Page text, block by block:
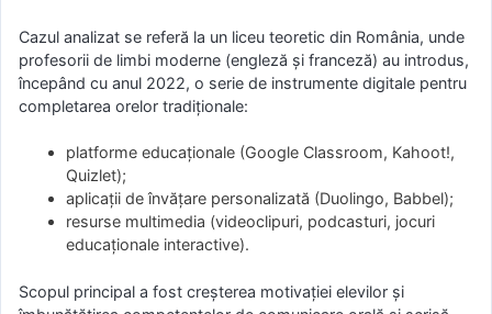
Cazul analizat se referă la un liceu teoretic din România, unde
profesorii de limbi moderne (engleză și franceză) au introdus,
începând cu anul 2022, o serie de instrumente digitale pentru
completarea orelor tradiționale:
platforme educaționale (Google Classroom, Kahoot!,
Quizlet);
aplicații de învățare personalizată (Duolingo, Babbel);
resurse multimedia (videoclipuri, podcasturi, jocuri
educaționale interactive).
Scopul principal a fost creșterea motivației elevilor și